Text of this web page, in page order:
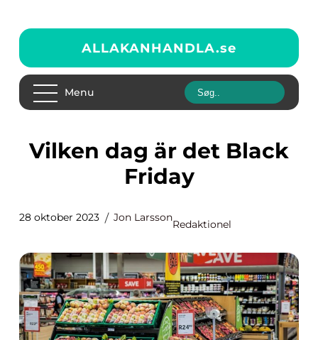
ALLAKANHANDLA.se
Menu
Vilken dag är det Black
Friday
28 oktober 2023 Jon Larsson
Redaktionel